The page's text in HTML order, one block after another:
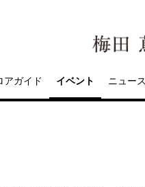
アガイド イベント ニュース